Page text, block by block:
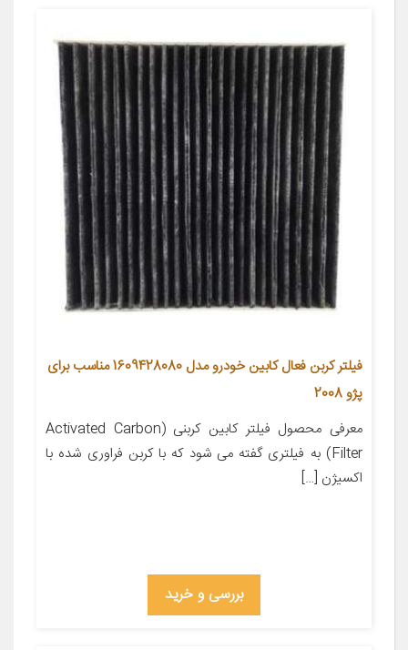
فیلتر کربن فعال کابین خودرو مدل 1609428080 مناسب برای
پژو 2008
معرفی محصول فیلتر کابین کربنی (Activated Carbon
Filter) به فیلتری گفته می شود که با کربن فراوری شده با
اکسیژن […]
بررسی و خرید